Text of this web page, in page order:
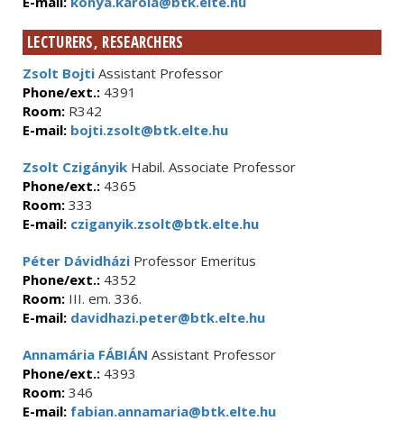
LECTURERS, RESEARCHERS
Zsolt Bojti Assistant Professor
Phone/ext.: 4391
Room: R342
E-mail: bojti.zsolt@btk.elte.hu
Zsolt Czigányik Habil. Associate Professor
Phone/ext.: 4365
Room: 333
E-mail: cziganyik.zsolt@btk.elte.hu
Péter Dávidházi Professor Emeritus
Phone/ext.: 4352
Room: III. em. 336.
E-mail: davidhazi.peter@btk.elte.hu
Annamária FÁBIÁN Assistant Professor
Phone/ext.: 4393
Room: 346
E-mail: fabian.annamaria@btk.elte.hu